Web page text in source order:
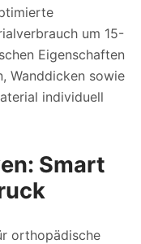
um 15-
Eigenschaften
Wanddicken sowie
individuell
Smart
orthopädische